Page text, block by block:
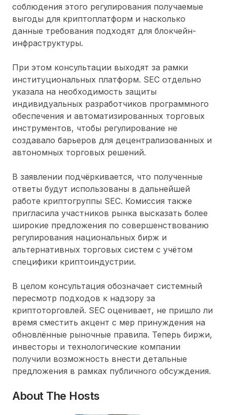
соблюдения этого регулирования получаемые
выгоды для криптоплатформ и насколько
данные требования подходят для блокчейн-
инфраструктуры.
При этом консультации выходят за рамки
институциональных платформ. SEC отдельно
указала на необходимость защиты
индивидуальных разработчиков программного
обеспечения и автоматизированных торговых
инструментов, чтобы регулирование не
создавало барьеров для децентрализованных и
автономных торговых решений.
В заявлении подчёркивается, что полученные
ответы будут использованы в дальнейшей
работе криптогруппы SEC. Комиссия также
пригласила участников рынка высказать более
широкие предложения по совершенствованию
регулирования национальных бирж и
альтернативных торговых систем с учётом
специфики криптоиндустрии.
В целом консультация обозначает системный
пересмотр подходов к надзору за
криптоторговлей. SEC оценивает, не пришло ли
время сместить акцент с мер принуждения на
обновлённые рыночные правила. Теперь биржи,
инвесторы и технологические компании
получили возможность внести детальные
предложения в рамках публичного обсуждения.
About The Hosts